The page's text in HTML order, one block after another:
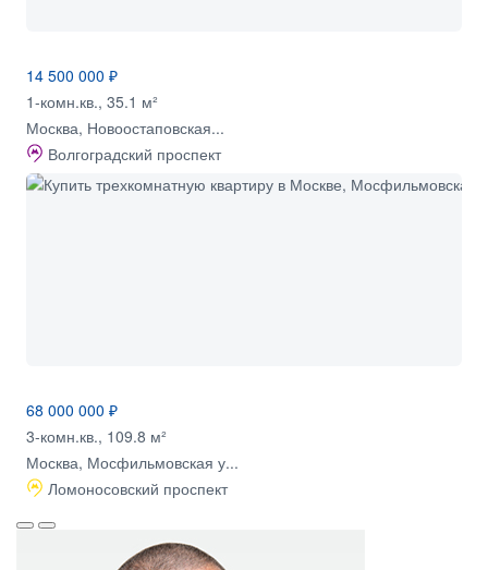
14 500 000 ₽
1-комн.кв., 35.1 м²
Москва, Новоостаповская...
Волгоградский проспект
68 000 000 ₽
3-комн.кв., 109.8 м²
Москва, Мосфильмовская у...
Ломоносовский проспект